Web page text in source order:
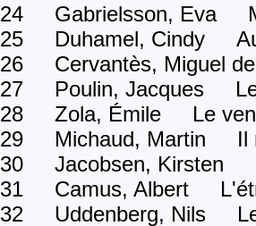
24 Gabrielsson, Eva
25 Duhamel, Cindy
26 Cervantès, Miguel
27 Poulin, Jacques Les
28 Zola, Émile Le
29 Michaud, Martin Il
30 Jacobsen, Kirsten
31 Camus, Albert
32 Uddenberg, Nils Le